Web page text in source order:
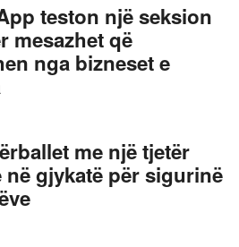
teston një seksion
mesazhet që
nga bizneset e
me një tjetër
gjykatë për sigurinë